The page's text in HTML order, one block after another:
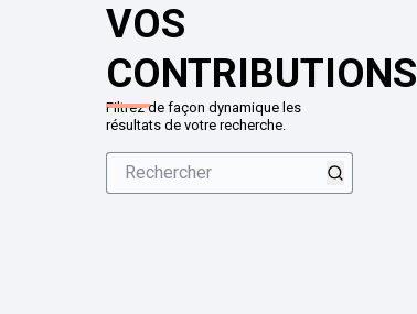
VOS
CONTRIBUTIONS
Filtrez de façon dynamique les
résultats de votre recherche.